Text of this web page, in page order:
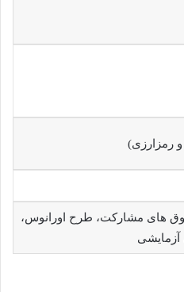
و رمزارزی)
های مشارکت، طرح اورانوس،
آزمایشی